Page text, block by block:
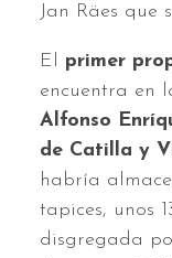
Jan Räes que
El primer
encuentra en
Alfonso
de Catilla y
habría
tapices, unos
disgregada